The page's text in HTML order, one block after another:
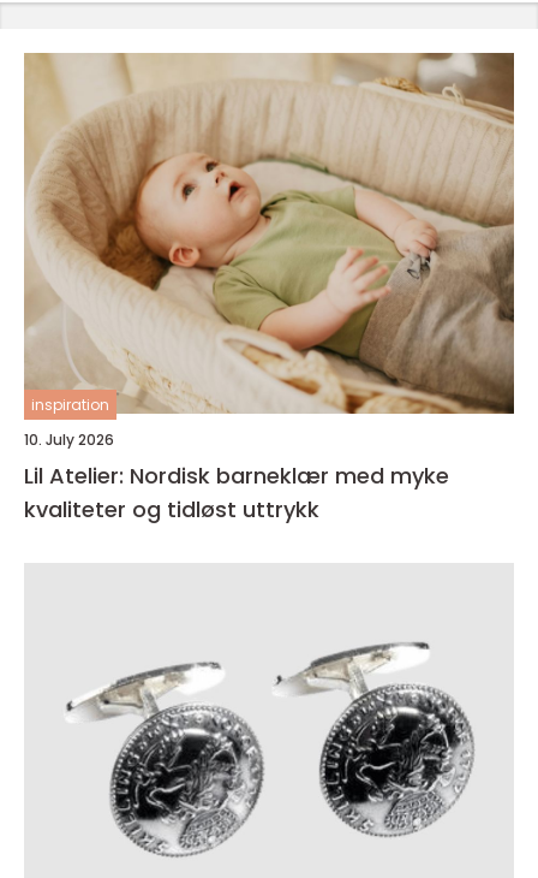
inspiration
10. July 2026
Lil Atelier: Nordisk barneklær med myke
kvaliteter og tidløst uttrykk